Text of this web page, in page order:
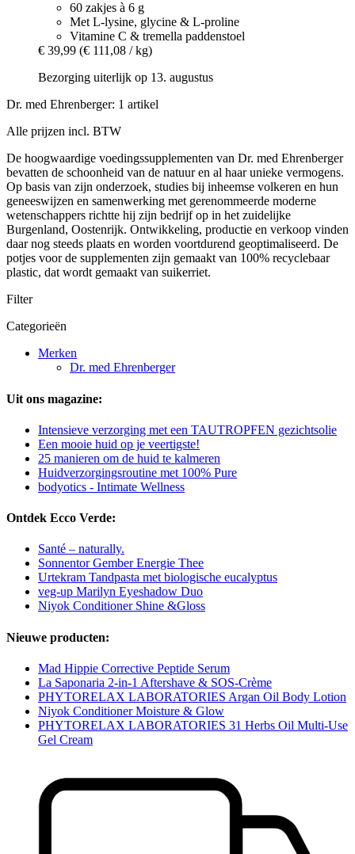
60 zakjes à 6 g
Met L-lysine, glycine & L-proline
Vitamine C & tremella paddenstoel
€ 39,99 (€ 111,08 / kg)
Bezorging uiterlijk op 13. augustus
Dr. med Ehrenberger: 1 artikel
Alle prijzen incl. BTW
De hoogwaardige voedingssupplementen van Dr. med Ehrenberger
bevatten de schoonheid van de natuur en al haar unieke vermogens.
Op basis van zijn onderzoek, studies bij inheemse volkeren en hun
geneeswijzen en samenwerking met gerenommeerde moderne
wetenschappers richtte hij zijn bedrijf op in het zuidelijke
Burgenland, Oostenrijk. Ontwikkeling, productie en verkoop vinden
daar nog steeds plaats en worden voortdurend geoptimaliseerd. De
potjes voor de supplementen zijn gemaakt van 100% recyclebaar
plastic, dat wordt gemaakt van suikerriet.
Filter
Categorieën
Merken
Dr. med Ehrenberger
Uit ons magazine:
Intensieve verzorging met een TAUTROPFEN gezichtsolie
Een mooie huid op je veertigste!
25 manieren om de huid te kalmeren
Huidverzorgingsroutine met 100% Pure
bodyotics - Intimate Wellness
Ontdek Ecco Verde:
Santé – naturally.
Sonnentor Gember Energie Thee
Urtekram Tandpasta met biologische eucalyptus
veg-up Marilyn Eyeshadow Duo
Niyok Conditioner Shine &Gloss
Nieuwe producten:
Mad Hippie Corrective Peptide Serum
La Saponaria 2-in-1 Aftershave & SOS-Crème
PHYTORELAX LABORATORIES Argan Oil Body Lotion
Niyok Conditioner Moisture & Glow
PHYTORELAX LABORATORIES 31 Herbs Oil Multi-Use
Gel Cream